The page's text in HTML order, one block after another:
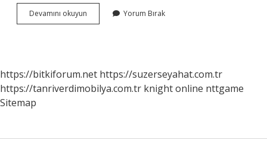
Devamını okuyun
Tahlilinde
Yorum Bırak
https://bitkiforum.net https://suzerseyahat.com.tr
https://tanriverdimobilya.com.tr knight online nttgame
Sitemap